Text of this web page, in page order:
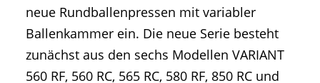
neue Rundballenpressen mit variabler
Ballenkammer ein. Die neue Serie besteht
zunächst aus den sechs Modellen VARIANT
560 RF, 560 RC, 565 RC, 580 RF, 850 RC und